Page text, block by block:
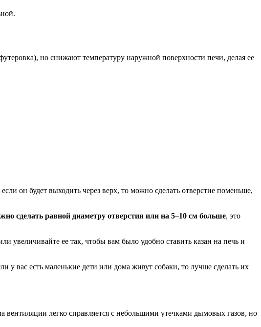
но снижают температуру наружной поверхности печи, делая ее
он будет выходить через верх, то можно сделать отверстие поменьше,
сделать равной диаметру отверстия или на 5–10 см больше, это
увеличивайте ее так, чтобы вам было удобно ставить казан на печь и
вас есть маленькие дети или дома живут собаки, то лучше сделать их
вентиляции легко справляется с небольшими утечками дымовых газов, но